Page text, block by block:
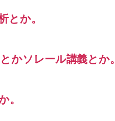
とか。
かソレール講義とか。
。